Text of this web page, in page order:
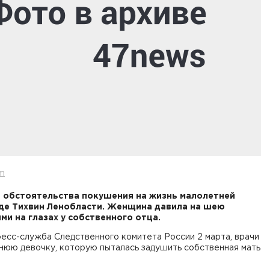
обстоятельства покушения на жизнь малолетней
Тихвин Ленобласти. Женщина давила на шею
на глазах у собственного отца.
служба Следственного комитета России 2 марта, врачи
девочку, которую пыталась задушить собственная мать.